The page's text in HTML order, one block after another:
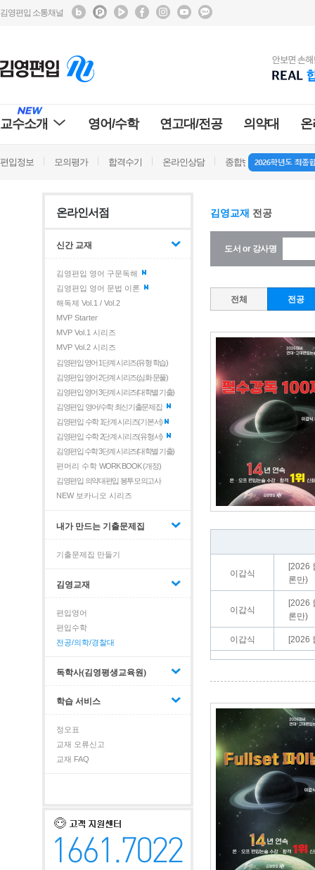
김영편입 소통채널
교수소개 영어/수학 연고대/전공 의약대
편입정보 모의평가 합격수기 온라인상담 종합반 방문상담
온라인서점
신간 교재
김영편입 영어 구문독해
김영편입 영어 문법 이론
해독제 Vol.1 / Vol.2
MVP Starter
MVP Vol.1 시리즈
MVP Vol.2 시리즈
김영편입 영어 1단계 시리즈(유형 학습)
김영편입 영어 2단계 시리즈(심화 문풀)
김영편입 영어 3단계 시리즈(대학별 기출)
김영편입 영어/수학 최신기출문제집
김영편입 수학 1단계 시리즈(기본서)
김영편입 수학 2단계 시리즈(유형서)
김영편입 수학 3단계 시리즈(대학별 기출)
편머리 수학 WORK BOOK (개정)
김영편입 의약대편입 봉투모의고사
NEW 보카니오 시리즈
내가 만드는 기출문제집
기출문제집 만들기
김영교재
편입영어
편입수학
전공/의학/경찰대
독학사(김영평생교육원)
학습 서비스
정오표
교재 오류신고
교재 FAQ
김영교재 전공
도서 or 강사명
전체 전공
이갑식
[2026
론만)
이갑식
[2026
론만)
이갑식 [2026